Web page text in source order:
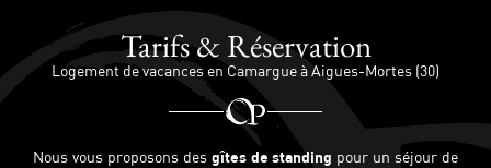
Tarifs & Réservation
Logement de vacances en Camargue à Aigues-Mortes (30)
Nous vous proposons des gîtes de standing pour un séjour de